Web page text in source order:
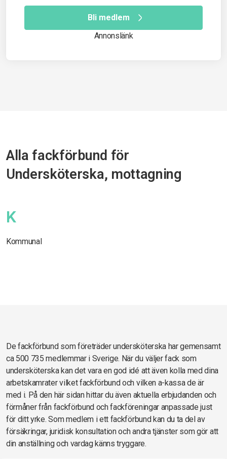
Bli medlem
Annonslänk
Alla fackförbund för
Undersköterska, mottagning
K
Kommunal
De fackförbund som företräder undersköterska har gemensamt
ca 500 735 medlemmar i Sverige. När du väljer fack som
undersköterska kan det vara en god idé att även kolla med dina
arbetskamrater vilket fackförbund och vilken a-kassa de är
med i. På den här sidan hittar du även aktuella erbjudanden och
förmåner från fackförbund och fackföreningar anpassade just
för ditt yrke. Som medlem i ett fackförbund kan du ta del av
försäkringar, juridisk konsultation och andra tjänster som gör att
din anställning och vardag känns tryggare.